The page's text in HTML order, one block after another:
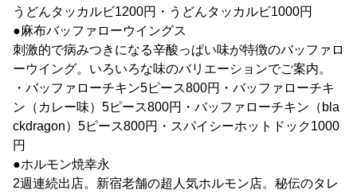
うどんタッカルビ1200円・うどんタッカルビ1000円
●麻布バッファローウイングス
刺激的で病みつきになる辛酸っぱい味が特徴のバッファロ
ーウイング。いろいろな味のバリエーションでご案内。
・バッファローチキン5ピース800円・バッファローチキ
ン（カレー味）5ピース800円・バッファローチキン（bla
ckdragon）5ピース800円・スパイシーホットドック1000
円
●ホルモン焼幸永
2週連続出店。新宿老舗の超人気ホルモン店。秘伝のタレ